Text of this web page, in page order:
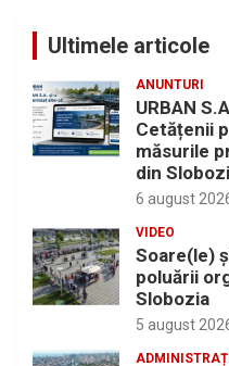
Ultimele articole
ANUNTURI
URBAN
Cetățenii
măsurile
din
6 august
VIDEO
Soare(le)
poluării
Slobozia
5 august